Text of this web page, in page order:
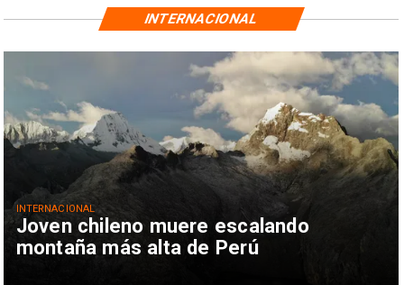
Joven chileno muere escalando
montaña más alta de Perú
INTERNACIONAL
INTERNACIONAL